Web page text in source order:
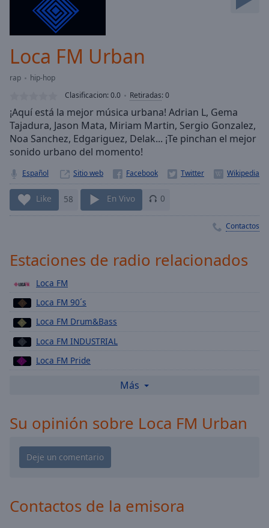
Mute
Current
Time0:00
Duration
0.00%
Stream
TypeLIVE
Seek to
currently
behind
liveLIVE
Remaining
Time-
Chapters
Chapters
Descriptions
descriptions
Subtitles
settings,
opens
dialog
Loca FM Urban
rap
hip-hop
Clasificacion:0.0 Retiradas:0
¡Aquí está la mejor música urbana! Adrian L, Gema
Tajadura, Jason Mata, Miriam Martin, Sergio Gonzalez,
Noa Sanchez, Edgariguez, Delak... ¡Te pinchan el mejor
sonido urbano del momento!
Español Sitio web
Like 58 En Vivo 0
Contactos
Estaciones de radio relacionados
Loca FM
Loca FM 90´s
Loca FM Drum&Bass
Loca FM INDUSTRIAL
Loca FM Pride
Loca FM Melodic Techno
Loca FM Big Room
Loca FM Remember
Loca FM Chillout
Más
Su opinión sobre Loca FM Urban
Contactos de la emisora